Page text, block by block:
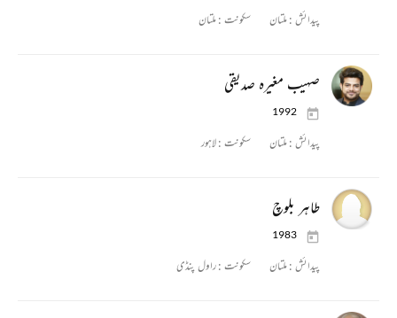
پیدائش :ملتان سکونت :ملتان
صہیب مغیرہ صدیقی
1992
پیدائش :ملتان سکونت :لاہور
طاہر بلوچ
1983
پیدائش :ملتان سکونت :راول پنڈی